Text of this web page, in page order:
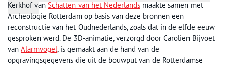
Kerkhof van Schatten van het Nederlands maakte samen met
Archeologie Rotterdam op basis van deze bronnen een
reconstructie van het Oudnederlands, zoals dat in de elfde eeuw
gesproken werd. De 3D-animatie, verzorgd door Carolien Bijvoet
van Alarmvogel, is gemaakt aan de hand van de
opgravingsgegevens die uit de bouwput van de Rotterdamse